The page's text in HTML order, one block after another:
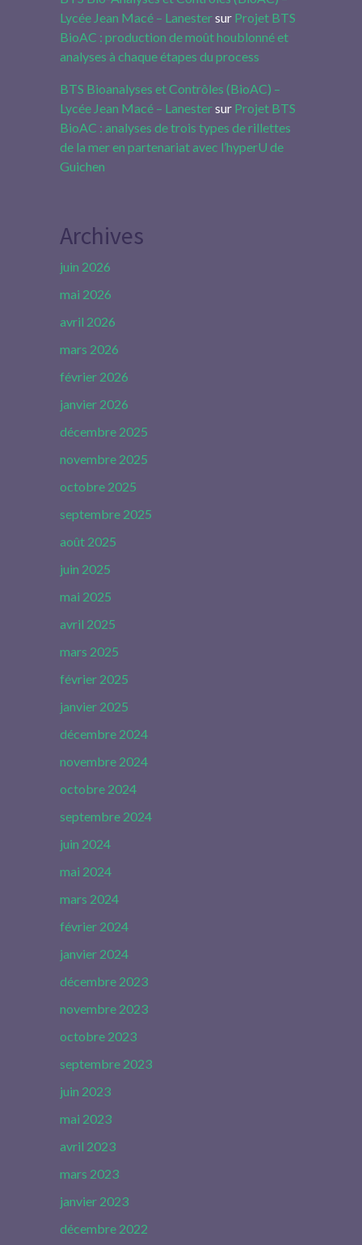
Lycée Jean Macé – Lanestersur Projet BTS
BioAC : production de moût houblonné et
analyses à chaque étapes du process
BTS Bioanalyses et Contrôles (BioAC) –
Lycée Jean Macé – Lanestersur Projet BTS
BioAC : analyses de trois types de rillettes
de la mer en partenariat avec l’hyperU de
Guichen
Archives
juin 2026
mai 2026
avril 2026
mars 2026
février 2026
janvier 2026
décembre 2025
novembre 2025
octobre 2025
septembre 2025
août 2025
juin 2025
mai 2025
avril 2025
mars 2025
février 2025
janvier 2025
décembre 2024
novembre 2024
octobre 2024
septembre 2024
juin 2024
mai 2024
mars 2024
février 2024
janvier 2024
décembre 2023
novembre 2023
octobre 2023
septembre 2023
juin 2023
mai 2023
avril 2023
mars 2023
janvier 2023
décembre 2022